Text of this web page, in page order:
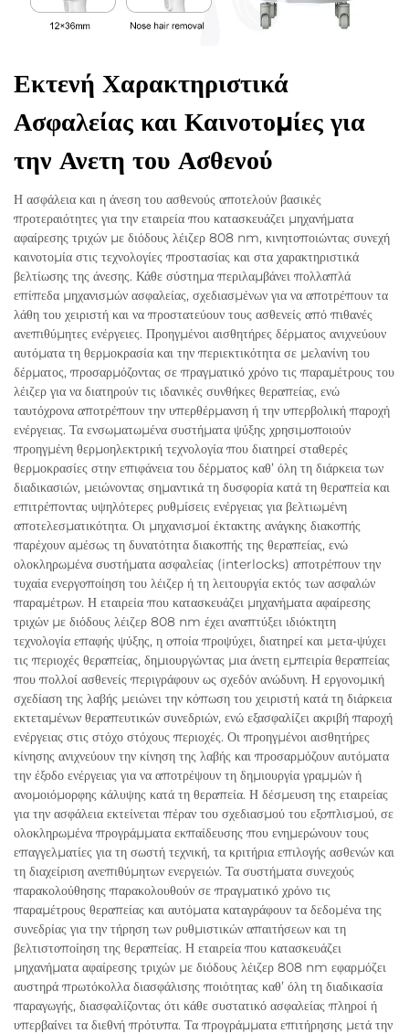
Εκτενή Χαρακτηριστικά
Ασφαλείας και Καινοτομίες για
την Ανετη του Ασθενού
Η ασφάλεια και η άνεση του ασθενούς αποτελούν βασικές
προτεραιότητες για την εταιρεία που κατασκευάζει μηχανήματα
αφαίρεσης τριχών με διόδους λέιζερ 808 nm, κινητοποιώντας συνεχή
καινοτομία στις τεχνολογίες προστασίας και στα χαρακτηριστικά
βελτίωσης της άνεσης. Κάθε σύστημα περιλαμβάνει πολλαπλά
επίπεδα μηχανισμών ασφαλείας, σχεδιασμένων για να αποτρέπουν τα
λάθη του χειριστή και να προστατεύουν τους ασθενείς από πιθανές
ανεπιθύμητες ενέργειες. Προηγμένοι αισθητήρες δέρματος ανιχνεύουν
αυτόματα τη θερμοκρασία και την περιεκτικότητα σε μελανίνη του
δέρματος, προσαρμόζοντας σε πραγματικό χρόνο τις παραμέτρους του
λέιζερ για να διατηρούν τις ιδανικές συνθήκες θεραπείας, ενώ
ταυτόχρονα αποτρέπουν την υπερθέρμανση ή την υπερβολική παροχή
ενέργειας. Τα ενσωματωμένα συστήματα ψύξης χρησιμοποιούν
προηγμένη θερμοηλεκτρική τεχνολογία που διατηρεί σταθερές
θερμοκρασίες στην επιφάνεια του δέρματος καθ’ όλη τη διάρκεια των
διαδικασιών, μειώνοντας σημαντικά τη δυσφορία κατά τη θεραπεία και
επιτρέποντας υψηλότερες ρυθμίσεις ενέργειας για βελτιωμένη
αποτελεσματικότητα. Οι μηχανισμοί έκτακτης ανάγκης διακοπής
παρέχουν αμέσως τη δυνατότητα διακοπής της θεραπείας, ενώ
ολοκληρωμένα συστήματα ασφαλείας (interlocks) αποτρέπουν την
τυχαία ενεργοποίηση του λέιζερ ή τη λειτουργία εκτός των ασφαλών
παραμέτρων. Η εταιρεία που κατασκευάζει μηχανήματα αφαίρεσης
τριχών με διόδους λέιζερ 808 nm έχει αναπτύξει ιδιόκτητη
τεχνολογία επαφής ψύξης, η οποία προψύχει, διατηρεί και μετα-ψύχει
τις περιοχές θεραπείας, δημιουργώντας μια άνετη εμπειρία θεραπείας
που πολλοί ασθενείς περιγράφουν ως σχεδόν ανώδυνη. Η εργονομική
σχεδίαση της λαβής μειώνει την κόπωση του χειριστή κατά τη διάρκεια
εκτεταμένων θεραπευτικών συνεδριών, ενώ εξασφαλίζει ακριβή παροχή
ενέργειας στις στόχο στόχους περιοχές. Οι προηγμένοι αισθητήρες
κίνησης ανιχνεύουν την κίνηση της λαβής και προσαρμόζουν αυτόματα
την έξοδο ενέργειας για να αποτρέψουν τη δημιουργία γραμμών ή
ανομοιόμορφης κάλυψης κατά τη θεραπεία. Η δέσμευση της εταιρείας
για την ασφάλεια εκτείνεται πέραν του σχεδιασμού του εξοπλισμού, σε
ολοκληρωμένα προγράμματα εκπαίδευσης που ενημερώνουν τους
επαγγελματίες για τη σωστή τεχνική, τα κριτήρια επιλογής ασθενών και
τη διαχείριση ανεπιθύμητων ενεργειών. Τα συστήματα συνεχούς
παρακολούθησης παρακολουθούν σε πραγματικό χρόνο τις
παραμέτρους θεραπείας και αυτόματα καταγράφουν τα δεδομένα της
συνεδρίας για την τήρηση των ρυθμιστικών απαιτήσεων και τη
βελτιστοποίηση της θεραπείας. Η εταιρεία που κατασκευάζει
μηχανήματα αφαίρεσης τριχών με διόδους λέιζερ 808 nm εφαρμόζει
αυστηρά πρωτόκολλα διασφάλισης ποιότητας καθ’ όλη τη διαδικασία
παραγωγής, διασφαλίζοντας ότι κάθε συστατικό ασφαλείας πληροί ή
υπερβαίνει τα διεθνή πρότυπα. Τα προγράμματα επιτήρησης μετά την